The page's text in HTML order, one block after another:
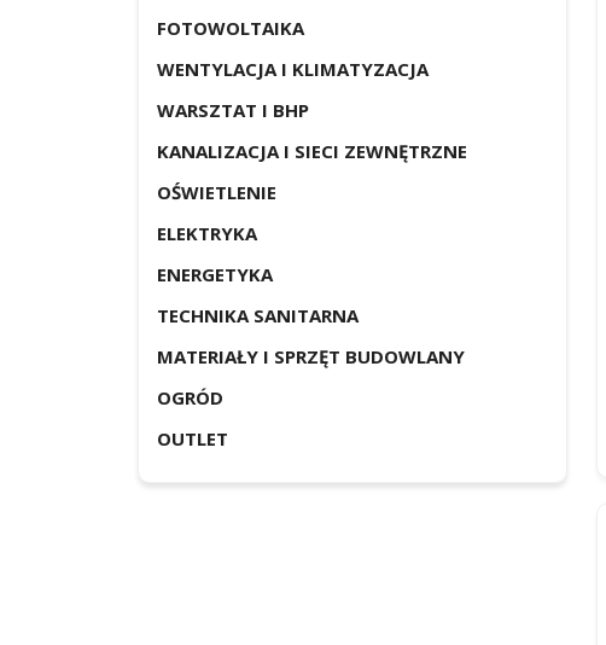
FOTOWOLTAIKA
WENTYLACJA I KLIMATYZACJA
WARSZTAT I BHP
KANALIZACJA I SIECI ZEWNĘTRZNE
OŚWIETLENIE
ELEKTRYKA
ENERGETYKA
TECHNIKA SANITARNA
MATERIAŁY I SPRZĘT BUDOWLANY
OGRÓD
OUTLET